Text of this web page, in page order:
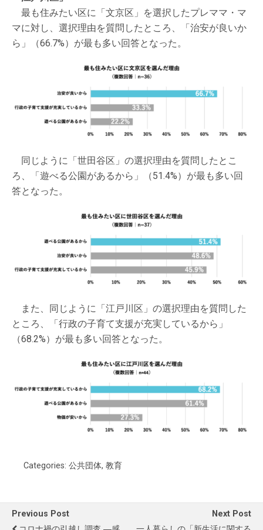
最も住みたい区に「文京区」を選択したプレママ・マ
マに対し、選択理由を質問したところ、「治安が良いか
ら」（66.7%）が最も多い回答となった。
同じように「世田谷区」の選択理由を質問したとこ
ろ、「遊べる公園があるから」（51.4%）が最も多い回
答となった。
また、同じように「江戸川区」の選択理由を質問した
ところ、「行政の子育て支援が充実しているから」
（68.2%）が最も多い回答となった。
Categories: 公共団体, 教育
Previous Post
Next Post